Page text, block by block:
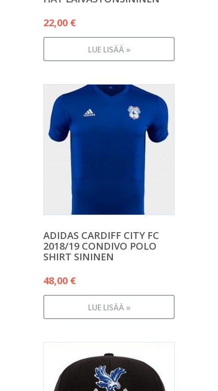
22,00 €
LUE LISÄÄ »
ADIDAS CARDIFF CITY FC
2018/19 CONDIVO POLO
SHIRT SININEN
48,00 €
LUE LISÄÄ »